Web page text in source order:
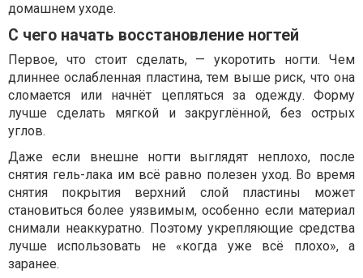
домашнем уходе.
С чего начать восстановление ногтей
Первое, что стоит сделать, — укоротить ногти. Чем
длиннее ослабленная пластина, тем выше риск, что она
сломается или начнёт цепляться за одежду. Форму
лучше сделать мягкой и закруглённой, без острых
углов.
Даже если внешне ногти выглядят неплохо, после
снятия гель-лака им всё равно полезен уход. Во время
снятия покрытия верхний слой пластины может
становиться более уязвимым, особенно если материал
снимали неаккуратно. Поэтому укрепляющие средства
лучше использовать не «когда уже всё плохо», а
заранее.